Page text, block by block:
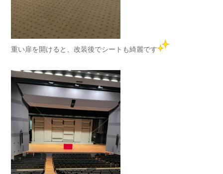
重い扉を開けると、改装後でシートも綺麗です